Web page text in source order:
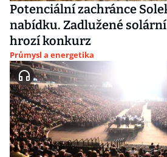
Potenciální zachránce
nabídku. Zadlužené
hrozí konkurz
Průmysl a energetika